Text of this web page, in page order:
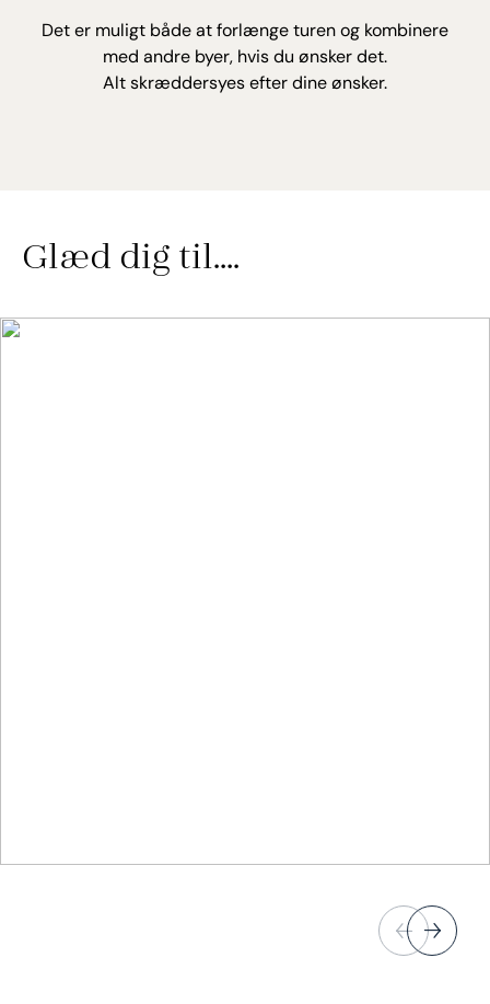
Det er muligt både at forlænge turen og kombinere
med andre byer, hvis du ønsker det.
Alt skræddersyes efter dine ønsker.
Glæd dig til….